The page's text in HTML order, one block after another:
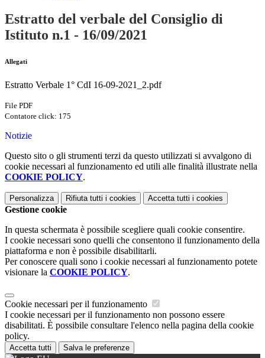
Estratto del verbale del Consiglio di
Istituto n.1 - 16/09/2021
Allegati
Estratto Verbale 1° CdI 16-09-2021_2.pdf
File PDF
Contatore click: 175
Notizie
Questo sito o gli strumenti terzi da questo utilizzati si avvalgono di
cookie necessari al funzionamento ed utili alle finalità illustrate nella
COOKIE POLICY.
Personalizza Rifiuta tutti i cookies Accetta tutti i cookies
Gestione cookie
In questa schermata è possibile scegliere quali cookie consentire.
I cookie necessari sono quelli che consentono il funzionamento della
piattaforma e non è possibile disabilitarli.
Per conoscere quali sono i cookie necessari al funzionamento potete
visionare la COOKIE POLICY.
Cookie necessari per il funzionamento
I cookie necessari per il funzionamento non possono essere
disabilitati. È possibile consultare l'elenco nella pagina della cookie
policy.
Accetta tutti Salva le preferenze